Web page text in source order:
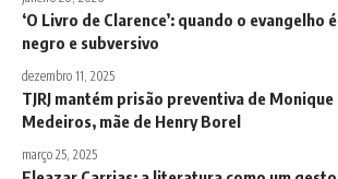
‘O Livro de Clarence’: quando o evangelho é
negro e subversivo
dezembro 11, 2025
TJRJ mantém prisão preventiva de Monique
Medeiros, mãe de Henry Borel
março 25, 2025